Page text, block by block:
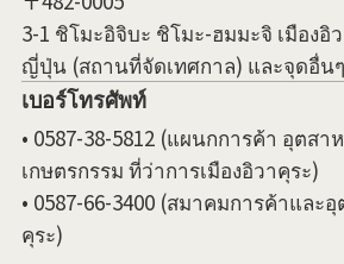
3-1 ชิโมะอิจิบะ ชิโมะ-ฮมมะจิ เมืองอิ
ญี่ปุ่น (สถานที่จัดเทศกาล) และจุดอื่นๆ
เบอร์โทรศัพท์
• 0587-38-5812 (แผนกการค้า อุตสา
เกษตรกรรม ที่ว่าการเมืองอิวาคุระ)
• 0587-66-3400 (สมาคมการค้าและ
คุระ)